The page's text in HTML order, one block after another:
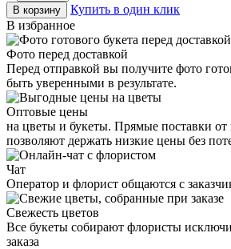
В корзину
Купить в один клик
В избранное
Фото перед доставкой
Перед отправкой вы получите фото
быть уверенными в результате.
Оптовые цены
на цветы и букеты. Прямые поставки от
позволяют держать низкие цены без
Чат
Оператор и флорист общаются с
Свежесть цветов
Все букеты собирают флористы
заказа